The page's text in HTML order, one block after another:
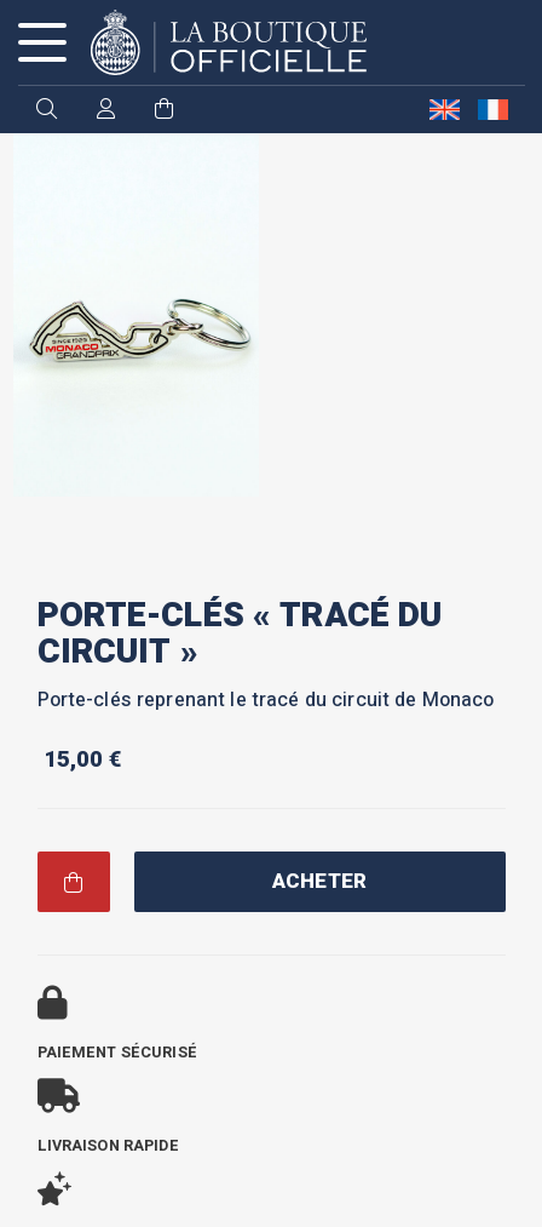
PORTE-CLÉS « TRACÉ DU
CIRCUIT »
Porte-clés reprenant le tracé du circuit de Monaco
15,00€
ACHETER
PAIEMENT SÉCURISÉ
LIVRAISON RAPIDE
Cookies management panel